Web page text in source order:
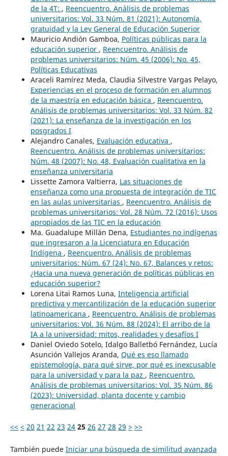
de la 4T: , Reencuentro. Análisis de problemas
universitarios: Vol. 33 Núm. 81 (2021): Autonomía,
gratuidad y la Ley General de Educación Superior
Mauricio Andión Gamboa, Políticas públicas para la
educación superior , Reencuentro. Análisis de
problemas universitarios: Núm. 45 (2006): No. 45,
Políticas Educativas
Araceli Ramírez Meda, Claudia Silvestre Vargas Pelayo,
Experiencias en el proceso de formación en alumnos
de la maestría en educación básica , Reencuentro.
Análisis de problemas universitarios: Vol. 33 Núm. 82
(2021): La enseñanza de la investigación en los
posgrados I
Alejandro Canales, Evaluación educativa ,
Reencuentro. Análisis de problemas universitarios:
Núm. 48 (2007): No. 48, Evaluación cualitativa en la
enseñanza universitaria
Lissette Zamora Valtierra, Las situaciones de
enseñanza como una propuesta de integración de TIC
en las aulas universitarias , Reencuentro. Análisis de
problemas universitarios: Vol. 28 Núm. 72 (2016): Usos
apropiados de las TIC en la educación
Ma. Guadalupe Millán Dena, Estudiantes no indígenas
que ingresaron a la Licenciatura en Educación
Indígena , Reencuentro. Análisis de problemas
universitarios: Núm. 67 (24): No. 67, Balances y retos:
¿Hacia una nueva generación de políticas públicas en
educación superior?
Lorena Litai Ramos Luna, Inteligencia artificial
predictiva y mercantilización de la educación superior
latinoamericana , Reencuentro. Análisis de problemas
universitarios: Vol. 36 Núm. 88 (2024): El arribo de la
IA a la universidad: mitos, realidades y desafíos I
Daniel Oviedo Sotelo, Idalgo Balletbó Fernández, Lucía
Asunción Vallejos Aranda, Qué es eso llamado
epistemología, para qué sirve, por qué es inexcusable
para la universidad y para la paz , Reencuentro.
Análisis de problemas universitarios: Vol. 35 Núm. 86
(2023): Universidad, planta docente y cambio
generacional
<< < 20 21 22 23 24 25 26 27 28 29 > >>
También puede Iniciar una búsqueda de similitud avanzada